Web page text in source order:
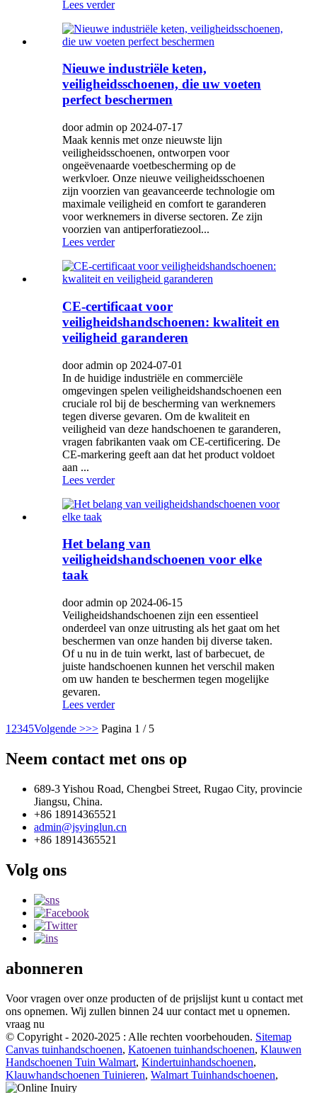
Lees verder
Nieuwe industriële keten,
veiligheidsschoenen, die uw voeten
perfect beschermen
door admin op 2024-07-17
Maak kennis met onze nieuwste lijn
veiligheidsschoenen, ontworpen voor
ongeëvenaarde voetbescherming op de
werkvloer. Onze nieuwe veiligheidsschoenen
zijn voorzien van geavanceerde technologie om
maximale veiligheid en comfort te garanderen
voor werknemers in diverse sectoren. Ze zijn
voorzien van antiperforatiezool...
Lees verder
CE-certificaat voor
veiligheidshandschoenen: kwaliteit en
veiligheid garanderen
door admin op 2024-07-01
In de huidige industriële en commerciële
omgevingen spelen veiligheidshandschoenen een
cruciale rol bij de bescherming van werknemers
tegen diverse gevaren. Om de kwaliteit en
veiligheid van deze handschoenen te garanderen,
vragen fabrikanten vaak om CE-certificering. De
CE-markering geeft aan dat het product voldoet
aan ...
Lees verder
Het belang van
veiligheidshandschoenen voor elke
taak
door admin op 2024-06-15
Veiligheidshandschoenen zijn een essentieel
onderdeel van onze uitrusting als het gaat om het
beschermen van onze handen bij diverse taken.
Of u nu in de tuin werkt, last of barbecuet, de
juiste handschoenen kunnen het verschil maken
om uw handen te beschermen tegen mogelijke
gevaren.
Lees verder
1 2345Volgende >>> Pagina 1 / 5
Neem contact met ons op
689-3 Yishou Road, Chengbei Street, Rugao City, provincie
Jiangsu, China.
+86 18914365521
admin@jsyinglun.cn
+86 18914365521
Volg ons
abonneren
Voor vragen over onze producten of de prijslijst kunt u contact met
ons opnemen. Wij zullen binnen 24 uur contact met u opnemen.
vraag nu
© Copyright - 2020-2025 : Alle rechten voorbehouden. Sitemap
Canvas tuinhandschoenen, Katoenen tuinhandschoenen, Klauwen
Handschoenen Tuin Walmart, Kindertuinhandschoenen,
Klauwhandschoenen Tuinieren, Walmart Tuinhandschoenen,